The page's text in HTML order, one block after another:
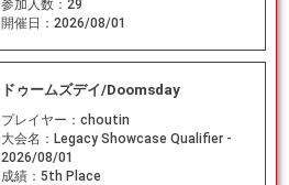
参加人数： 29
開催日： 2026/08/01
ドゥームズデイ/Doomsday
プレイヤー： choutin
大会名： Legacy Showcase Qualifier -
2026/08/01
成績： 5th Place